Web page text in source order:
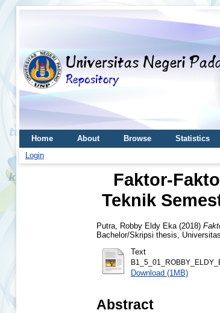
Home About Browse
Statistics
Login
Faktor-
Teknik
Putra, Robby Eldy Eka (2018)
Bachelor/Skripsi thesis,
Text
Download (1MB)
Abstract